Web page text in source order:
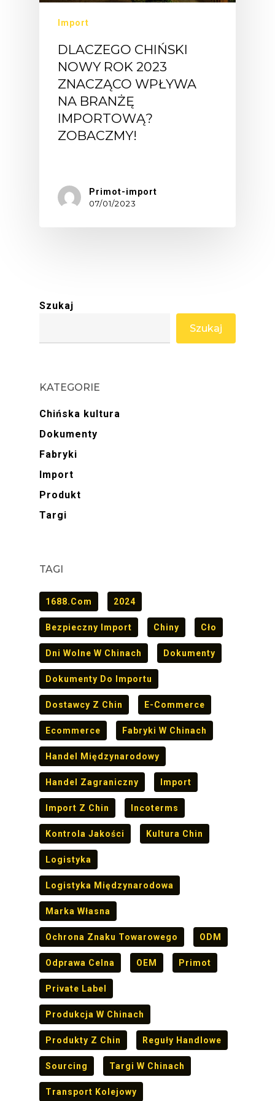
Import
DLACZEGO CHIŃSKI
NOWY ROK 2023
ZNACZĄCO WPŁYWA
NA BRANŻĘ
IMPORTOWĄ?
ZOBACZMY!
Primot-import
07/01/2023
Szukaj
Szukaj
KATEGORIE
Chińska kultura
Dokumenty
Fabryki
Import
Produkt
Targi
TAGI
1688.com 2024
Bezpieczny Import Chiny Cło
Dni Wolne W Chinach Dokumenty
Dokumenty Do Importu
Dostawcy Z Chin E-Commerce
Ecommerce Fabryki W Chinach
Handel Międzynarodowy
Handel Zagraniczny Import
Import Z Chin Incoterms
Kontrola Jakości Kultura Chin
Logistyka
Logistyka Międzynarodowa
Marka Własna
Ochrona Znaku Towarowego ODM
Odprawa Celna OEM Primot
Private Label
Produkcja W Chinach
Produkty Z Chin Reguły Handlowe
Sourcing Targi W Chinach
Transport Kolejowy